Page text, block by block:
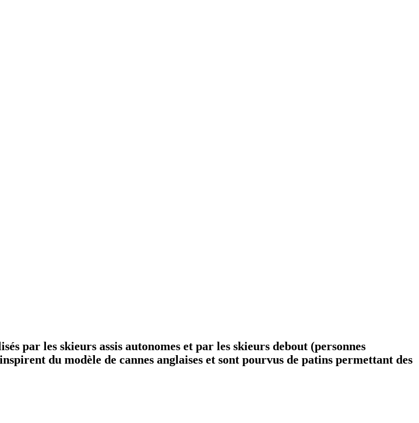
par les skieurs assis autonomes et par les skieurs debout (personnes
du modèle de cannes anglaises et sont pourvus de patins permettant des